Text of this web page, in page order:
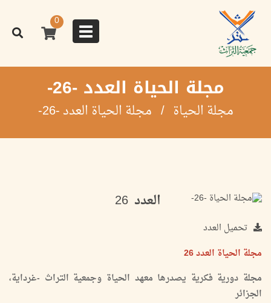
المحتوى
الرئيسي
Toggle
navigation
0
مجلة الحياة العدد -26-
مجلة الحياة مجلة الحياة العدد -26-
العدد 26
تحميل العدد
مجلة الحياة العدد 26
مجلة دورية فكرية يصدرها معهد الحياة وجمعية التراث -غرداية،
الجزائر